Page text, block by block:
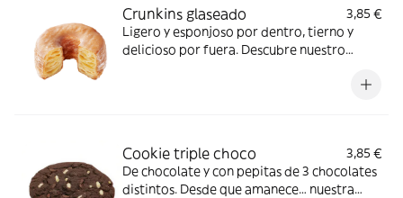
Crunkins glaseado
3,85 €
Ligero y esponjoso por dentro, tierno y
delicioso por fuera. Descubre nuestro
Cookie triple choco
3,85 €
De chocolate y con pepitas de 3 chocolates
distintos. Desde que amanece… nuestra